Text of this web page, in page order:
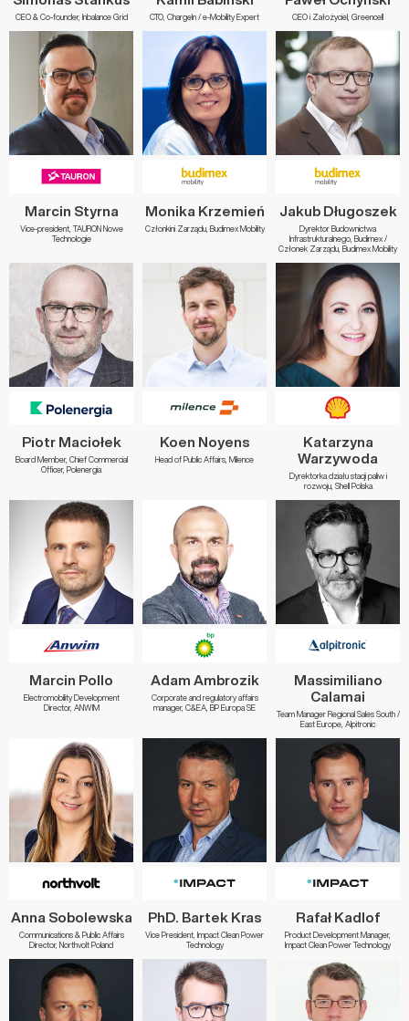
CEO & Co-founder, Inbalance Grid CTO, ChargeIn / e-Mobility Expert CEO i Założyciel, Greencell
Marcin Styrna
Vice-president, TAURON Nowe
Technologie
Monika Krzemień
Członkini Zarządu, Budimex Mobility
Jakub Długoszek
Dyrektor Budownictwa
Infrastrukturalnego, Budimex /
Członek Zarządu, Budimex Mobility
Piotr Maciołek
Board Member, Chief Commercial
Officer, Polenergia
Koen Noyens
Head of Public Affairs, Milence
Katarzyna
Warzywoda
Dyrektorka działu stacji paliw i
rozwoju, Shell Polska
Marcin Pollo
Electromobility Development
Director, ANWIM
Adam Ambrozik
Corporate and regulatory affairs
manager, C&EA, BP Europa SE
Massimiliano
Calamai
Team Manager Regional Sales South /
East Europe, Alpitronic
Anna Sobolewska
Communications & Public Affairs
Director, Northvolt Poland
PhD. Bartek Kras
Vice President, Impact Clean Power
Technology
Rafał Kadlof
Product Development Manager,
Impact Clean Power Technology